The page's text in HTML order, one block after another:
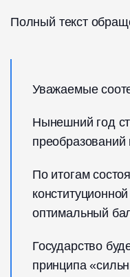
Полный текст
Уважаемые
Нынешний год
По итогам
оптимальный
Государство
принципа